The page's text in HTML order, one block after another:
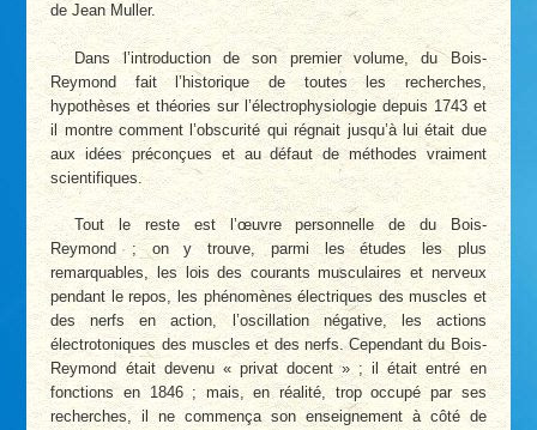
de Jean Muller.
Dans l’introduction de son premier volume, du Bois-
Reymond fait l’historique de toutes les recherches,
hypothèses et théories sur l’électrophysiologie depuis 1743 et
il montre comment l’obscurité qui régnait jusqu’à lui était due
aux idées préconçues et au défaut de méthodes vraiment
scientifiques.
Tout le reste est l’œuvre personnelle de du Bois-
Reymond ; on y trouve, parmi les études les plus
remarquables, les lois des courants musculaires et nerveux
pendant le repos, les phénomènes électriques des muscles et
des nerfs en action, l’oscillation négative, les actions
électrotoniques des muscles et des nerfs. Cependant du Bois-
Reymond était devenu « privat docent » ; il était entré en
fonctions en 1846 ; mais, en réalité, trop occupé par ses
recherches, il ne commença son enseignement à côté de